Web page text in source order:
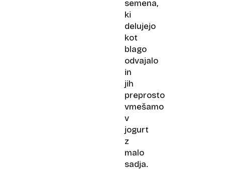
semena,
ki
delujejo
kot
blago
odvajalo
in
jih
preprosto
vmešamo
v
jogurt
z
malo
sadja.